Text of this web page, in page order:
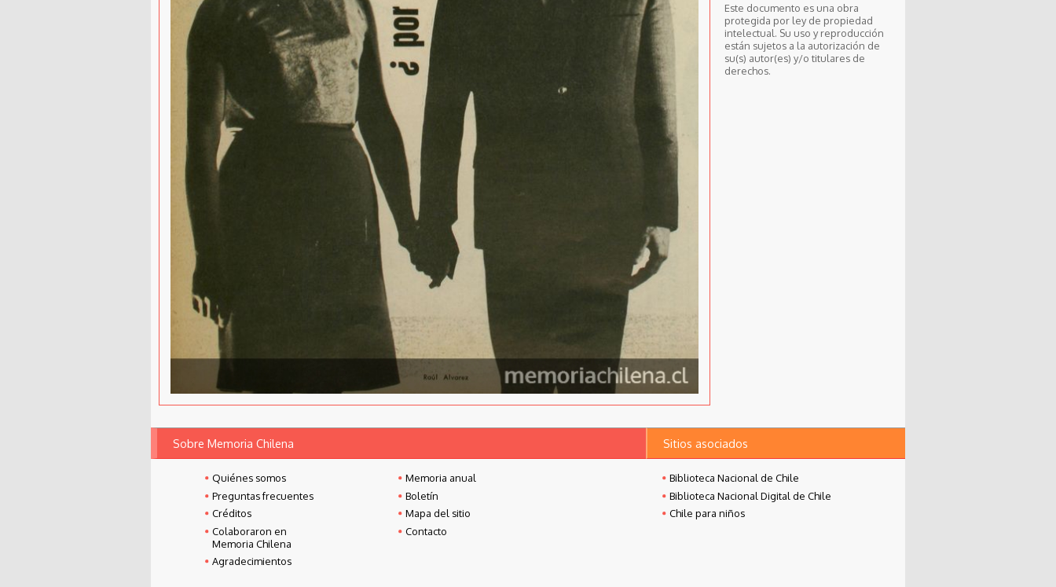
Este documento es una obra
protegida por ley de propiedad
intelectual. Su uso y reproducción
están sujetos a la autorización de
su(s) autor(es) y/o titulares de
derechos.
Sobre Memoria Chilena
Quiénes somos
Preguntas frecuentes
Créditos
Colaboraron en
Memoria Chilena
Agradecimientos
Memoria anual
Boletín
Mapa del sitio
Contacto
Sitios asociados
Biblioteca Nacional de Chile
Biblioteca Nacional Digital de Chile
Chile para niños